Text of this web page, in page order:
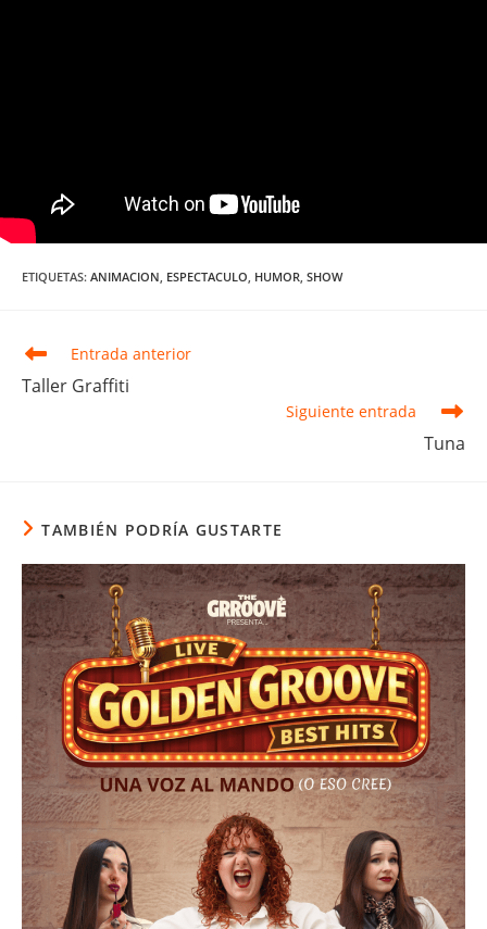
ETIQUETAS: ANIMACION, ESPECTACULO, HUMOR, SHOW
Leer
más
artículos
Entrada anterior
Taller Graffiti
Siguiente entrada
Tuna
TAMBIÉN PODRÍA GUSTARTE